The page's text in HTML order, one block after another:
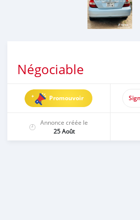
Négociable
Promouvoir
Annonce créée le
25 Août